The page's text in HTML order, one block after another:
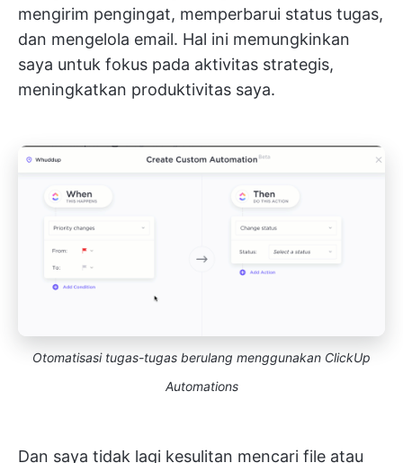
mengirim pengingat, memperbarui status tugas,
dan mengelola email. Hal ini memungkinkan
saya untuk fokus pada aktivitas strategis,
meningkatkan produktivitas saya.
Otomatisasi tugas-tugas berulang menggunakan ClickUp
Automations
Dan saya tidak lagi kesulitan mencari file atau